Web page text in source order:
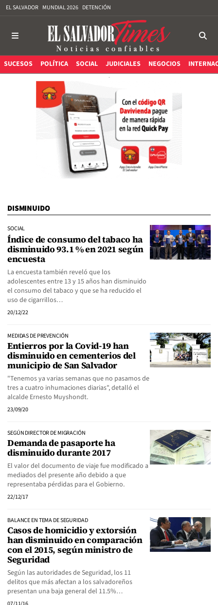
EL SALVADOR MUNDIAL 2026 DETENCIÓN
SUCESOS POLÍTICA SOCIAL JUDICIALES NEGOCIOS
DISMINUIDO
SOCIAL
Índice de consumo del tabaco ha
disminuido 93.1 % en 2021 según
encuesta
La encuesta también reveló que los
adolescentes entre 13 y 15 años han disminuido
el consumo del tabaco y que se ha reducido el
uso de cigarrillos…
20/12/22
MEDIDAS DE PREVENCIÓN
Entierros por la Covid-19 han
disminuido en cementerios del
municipio de San Salvador
"Tenemos ya varias semanas que no pasamos de
tres a cuatro inhumaciones diarias", detalló el
alcalde Ernesto Muyshondt.
23/09/20
SEGÚN DIRECTOR DE MIGRACIÓN
Demanda de pasaporte ha
disminuido durante 2017
El valor del documento de viaje fue modificado a
mediados del presente año debido a que
representaba pérdidas para el Gobierno.
22/12/17
BALANCE EN TEMA DE SEGURIDAD
Casos de homicidio y extorsión
han disminuido en comparación
con el 2015, según ministro de
Seguridad
Según las autoridades de Seguridad, los 11
delitos que más afectan a los salvadoreños
presentan una baja general del 11.5%…